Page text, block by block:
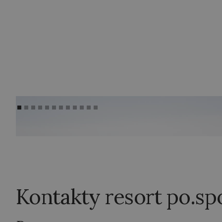
Kontakty resort